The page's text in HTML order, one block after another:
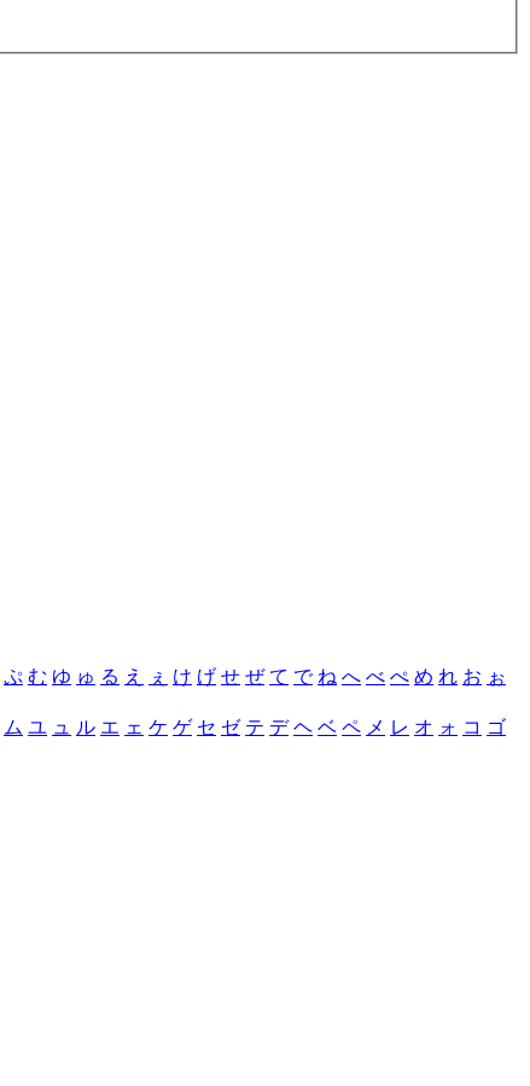
ぷ む ゆ ゅ る え ぇ け げ せ ぜ て で ね へ べ ぺ め れ お ぉ
ム ユ ュ ル エ ェ ケ ゲ セ ゼ テ デ ヘ ベ ペ メ レ オ ォ コ ゴ